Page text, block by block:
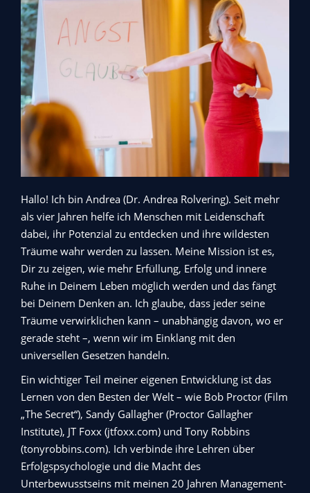
Hallo! Ich bin Andrea (Dr. Andrea Rolvering). Seit mehr
als vier Jahren helfe ich Menschen mit Leidenschaft
dabei, ihr Potenzial zu entdecken und ihre wildesten
Träume wahr werden zu lassen. Meine Mission ist es,
Dir zu zeigen, wie mehr Erfüllung, Erfolg und innere
Ruhe in Deinem Leben möglich werden und das fängt
bei Deinem Denken an. Ich glaube, dass jeder seine
Träume verwirklichen kann – unabhängig davon, wo er
gerade steht –, wenn wir im Einklang mit den
universellen Gesetzen handeln.
Ein wichtiger Teil meiner eigenen Entwicklung ist das
Lernen von den Besten der Welt – wie Bob Proctor (Film
„The Secret“), Sandy Gallagher (Proctor Gallagher
Institute), JT Foxx (jtfoxx.com) und Tony Robbins
(tonyrobbins.com). Ich verbinde ihre Lehren über
Erfolgspsychologie und die Macht des
Unterbewusstseins mit meinen 20 Jahren Management-